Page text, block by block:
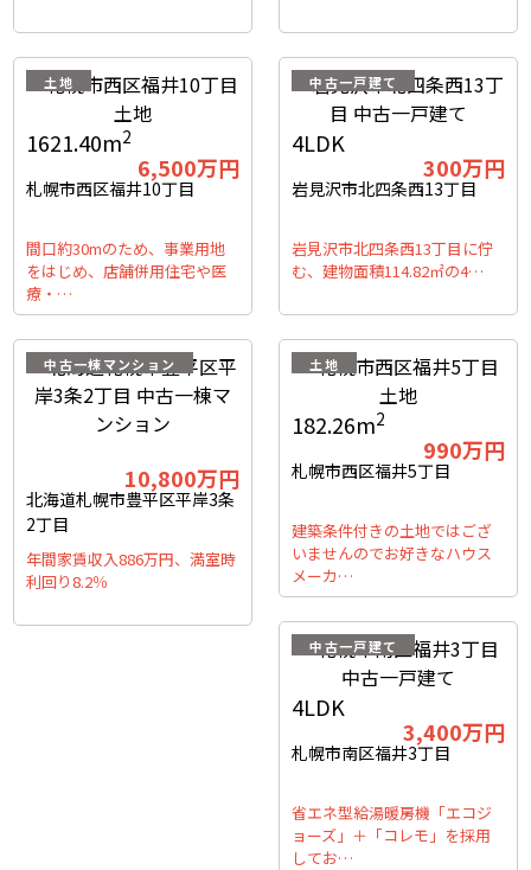
土地
1621.40m2
6,500万円
札幌市西区福井10丁目
間口約30mのため、事業用地
をはじめ、店舗併用住宅や医
療・…
中古一戸建て
4LDK
300万円
岩見沢市北四条西13丁目
岩見沢市北四条西13丁目に佇
む、建物面積114.82㎡の4…
中古一棟マンション
10,800万円
北海道札幌市豊平区平岸3条
2丁目
年間家賃収入886万円、満室時
利回り8.2％
土地
182.26m2
990万円
札幌市西区福井5丁目
建築条件付きの土地ではござ
いませんのでお好きなハウス
メーカ…
中古一戸建て
4LDK
3,400万円
札幌市南区福井3丁目
省エネ型給湯暖房機「エコジ
ョーズ」＋「コレモ」を採用
してお…